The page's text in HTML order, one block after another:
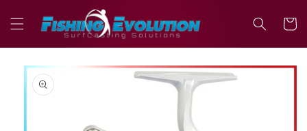
direttamente
ai contenuti
Passa alle
informazioni
sul prodotto